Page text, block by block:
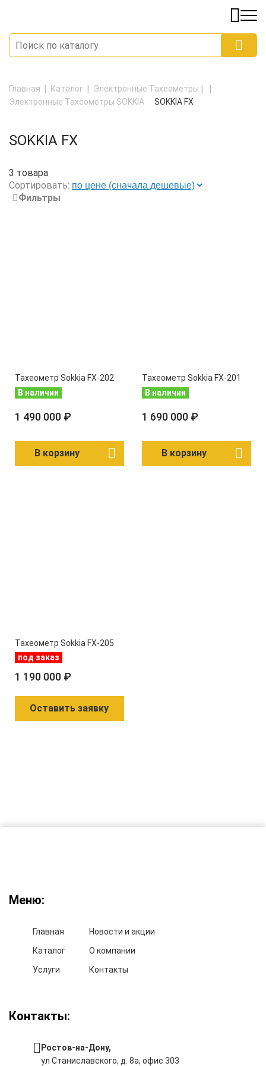
Главная Каталог
Электронные Тахеометры
Электронные Тахеометры SOKKIA
SOKKIA FX
SOKKIA FX
3 товара
Сортировать:
Фильтры
Тахеометр Sokkia FX-202
В наличии
1 490 000 ₽
В корзину
Тахеометр Sokkia FX-201
В наличии
1 690 000 ₽
В корзину
Тахеометр Sokkia FX-205
под заказ
1 190 000 ₽
Оставить заявку
Меню:
Главная
Каталог
Услуги
Новости и акции
О компании
Контакты
Контакты:
Ростов-на-Дону,
ул Станиславского, д. 8а, офис 303